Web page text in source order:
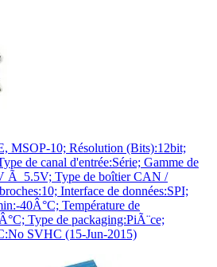
10; Résolution (Bits):12bit;
de canal d'entrée:Série; Gamme de
Ã 5.5V; Type de boîtier CAN /
Interface de données:SPI;
40Â°C; Température de
Type de packaging:PiÃ¨ce;
SVHC (15-Jun-2015)